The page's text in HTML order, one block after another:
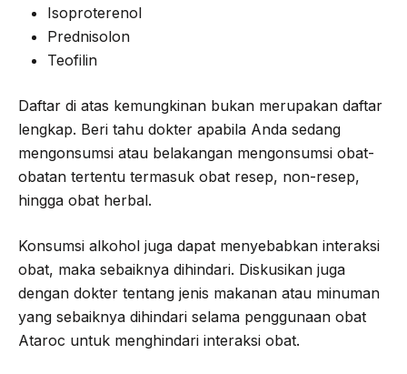
Isoproterenol
Prednisolon
Teofilin
Daftar di atas kemungkinan bukan merupakan daftar
lengkap. Beri tahu dokter apabila Anda sedang
mengonsumsi atau belakangan mengonsumsi obat-
obatan tertentu termasuk obat resep, non-resep,
hingga obat herbal.
Konsumsi alkohol juga dapat menyebabkan interaksi
obat, maka sebaiknya dihindari. Diskusikan juga
dengan dokter tentang jenis makanan atau minuman
yang sebaiknya dihindari selama penggunaan obat
Ataroc untuk menghindari interaksi obat.